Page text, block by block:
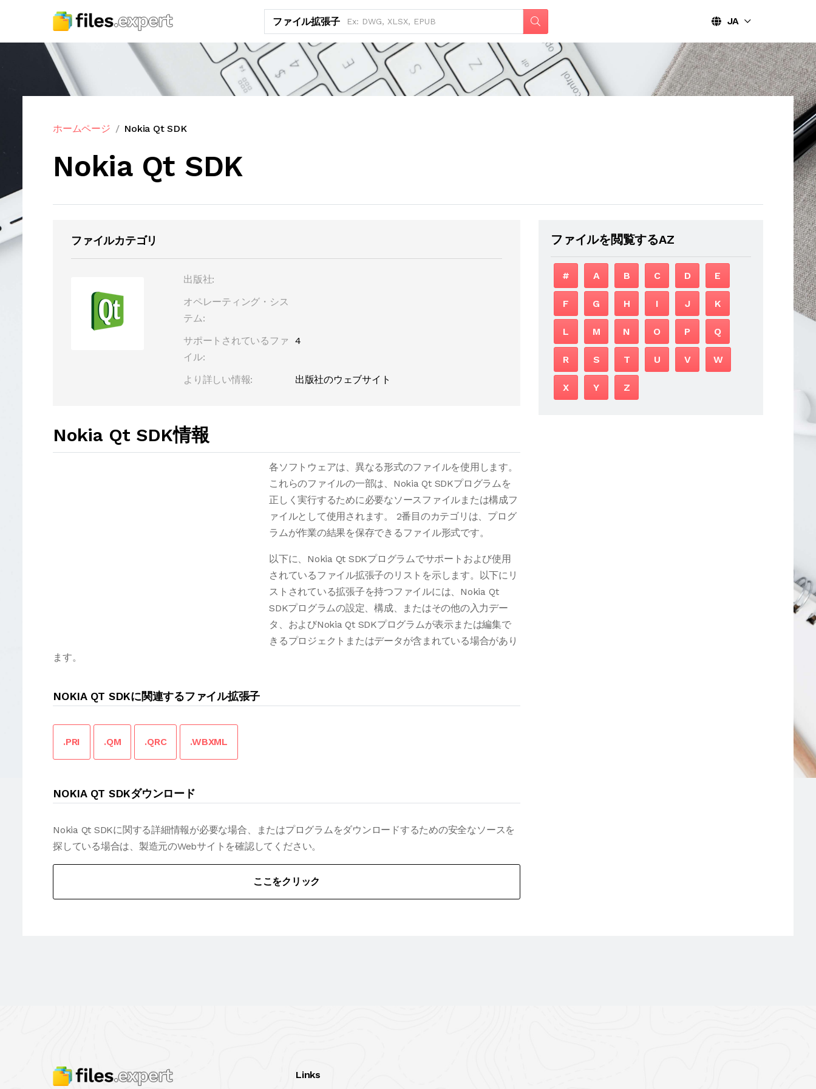
ファイル拡張子 JA
ホームページ Nokia Qt SDK
Nokia Qt SDK
ファイルカテゴリ
出版社:
オペレーティング・シス
テム:
サポートされているファ
イル:
4
より詳しい情報: 出版社のウェブサイト
Nokia Qt SDK情報
各ソフトウェアは、異なる形式のファイルを使用します。
これらのファイルの一部は、Nokia Qt SDKプログラムを
正しく実行するために必要なソースファイルまたは構成フ
ァイルとして使用されます。 2番目のカテゴリは、プログ
ラムが作業の結果を保存できるファイル形式です。
以下に、Nokia Qt SDKプログラムでサポートおよび使用
されているファイル拡張子のリストを示します。以下にリ
ストされている拡張子を持つファイルには、Nokia Qt
SDKプログラムの設定、構成、またはその他の入力デー
タ、およびNokia Qt SDKプログラムが表示または編集で
きるプロジェクトまたはデータが含まれている場合があり
ます。
NOKIA QT SDKに関連するファイル拡張子
.PRI .QM .QRC .WBXML
NOKIA QT SDKダウンロード
Nokia Qt SDKに関する詳細情報が必要な場合、またはプログラムをダウンロードするための安全なソースを
探している場合は、製造元のWebサイトを確認してください。
ここをクリック
ファイルを閲覧するAZ
# A B C D E
F G H I J K
L M N O P Q
R S T U V W
X Y Z
Links